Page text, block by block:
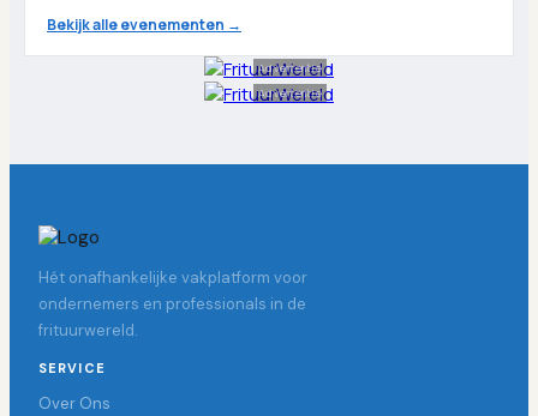
Bekijk alle evenementen →
Advertentie
Advertentie
Hét onafhankelijke vakplatform voor
ondernemers en professionals in de
frituurwereld.
SERVICE
Over Ons